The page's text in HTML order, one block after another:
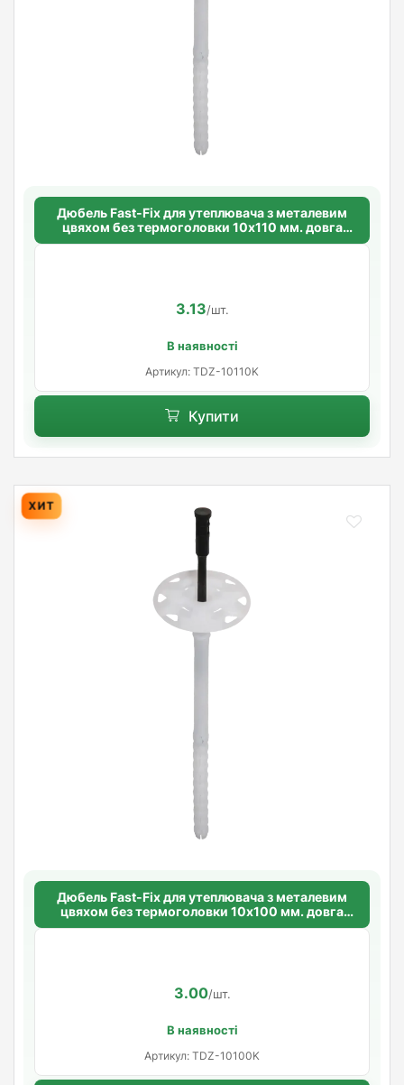
Дюбель Fast-Fix для утеплювача з металевим
цвяхом без термоголовки 10х110 мм. довга
розпорна база
3.13/шт.
В наявності
Артикул: TDZ-10110K
Купити
ХИТ
Дюбель Fast-Fix для утеплювача з металевим
цвяхом без термоголовки 10х100 мм. довга
розпорна база
3.00/шт.
В наявності
Артикул: TDZ-10100K